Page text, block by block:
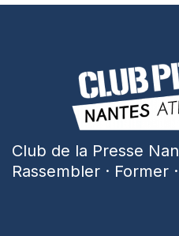
Club de la Presse
Rassembler · Former